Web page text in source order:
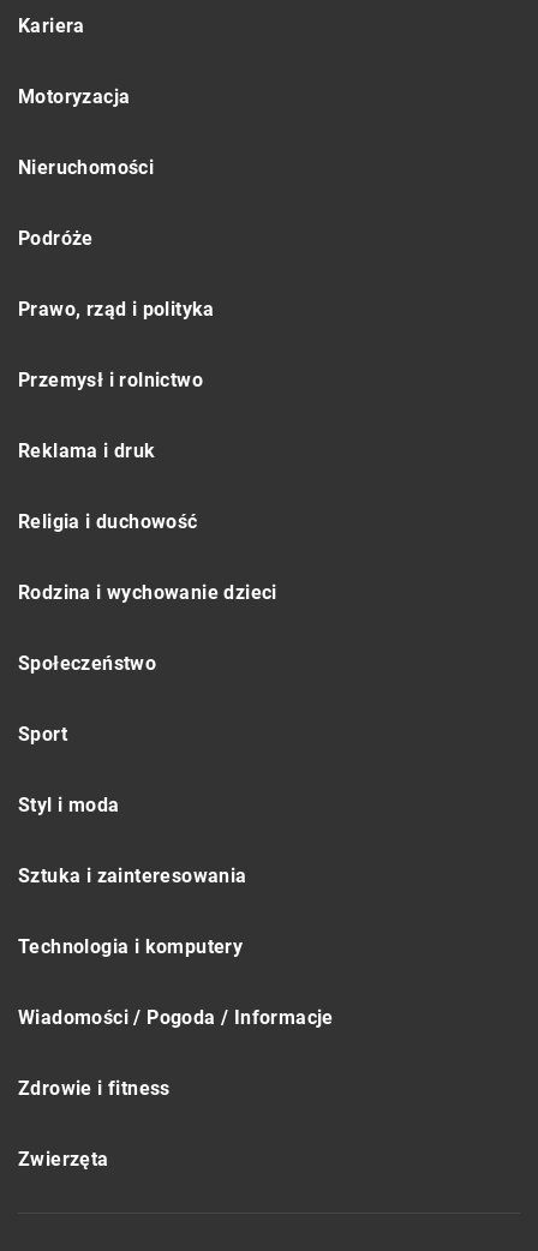
Kariera
Motoryzacja
Nieruchomości
Podróże
Prawo, rząd i polityka
Przemysł i rolnictwo
Reklama i druk
Religia i duchowość
Rodzina i wychowanie dzieci
Społeczeństwo
Sport
Styl i moda
Sztuka i zainteresowania
Technologia i komputery
Wiadomości / Pogoda / Informacje
Zdrowie i fitness
Zwierzęta